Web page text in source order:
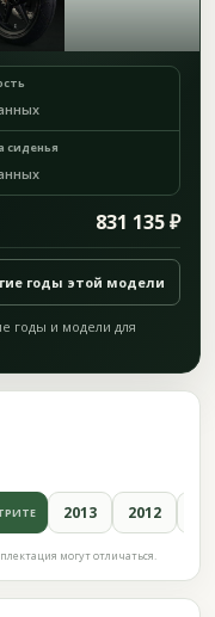
сиденья
831 135 ₽
годы этой модели
годы и модели для
2013 2012
могут отличаться.